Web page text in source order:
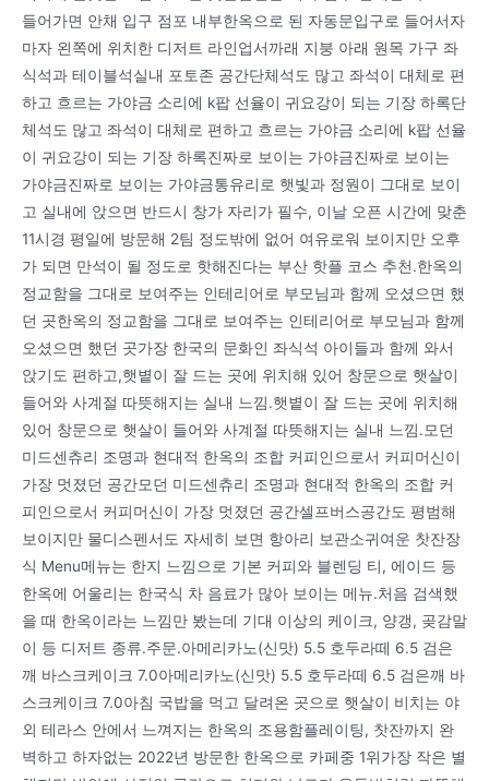
들어가면 안채 입구 점포 내부한옥으로 된 자동문입구로 들어서자
마자 왼쪽에 위치한 디저트 라인업서까래 지붕 아래 원목 가구 좌
식석과 테이블석실내 포토존 공간단체석도 많고 좌석이 대체로 편
하고 흐르는 가야금 소리에 k팝 선율이 귀요강이 되는 기장 하록단
체석도 많고 좌석이 대체로 편하고 흐르는 가야금 소리에 k팝 선율
이 귀요강이 되는 기장 하록진짜로 보이는 가야금진짜로 보이는
가야금진짜로 보이는 가야금통유리로 햇빛과 정원이 그대로 보이
고 실내에 앉으면 반드시 창가 자리가 필수, 이날 오픈 시간에 맞춘
11시경 평일에 방문해 2팀 정도밖에 없어 여유로워 보이지만 오후
가 되면 만석이 될 정도로 핫해진다는 부산 핫플 코스 추천.한옥의
정교함을 그대로 보여주는 인테리어로 부모님과 함께 오셨으면 했
던 곳한옥의 정교함을 그대로 보여주는 인테리어로 부모님과 함께
오셨으면 했던 곳가장 한국의 문화인 좌식석 아이들과 함께 와서
앉기도 편하고,햇볕이 잘 드는 곳에 위치해 있어 창문으로 햇살이
들어와 사계절 따뜻해지는 실내 느낌.햇볕이 잘 드는 곳에 위치해
있어 창문으로 햇살이 들어와 사계절 따뜻해지는 실내 느낌.모던
미드센츄리 조명과 현대적 한옥의 조합 커피인으로서 커피머신이
가장 멋졌던 공간모던 미드센츄리 조명과 현대적 한옥의 조합 커
피인으로서 커피머신이 가장 멋졌던 공간셀프버스공간도 평범해
보이지만 물디스펜서도 자세히 보면 항아리 보관소귀여운 찻잔장
식 Menu메뉴는 한지 느낌으로 기본 커피와 블렌딩 티, 에이드 등
한옥에 어울리는 한국식 차 음료가 많아 보이는 메뉴.처음 검색했
을 때 한옥이라는 느낌만 봤는데 기대 이상의 케이크, 양갱, 곶감말
이 등 디저트 종류.주문.아메리카노(신맛) 5.5 호두라떼 6.5 검은
깨 바스크케이크 7.0아메리카노(신맛) 5.5 호두라떼 6.5 검은깨 바
스크케이크 7.0아침 국밥을 먹고 달려온 곳으로 햇살이 비치는 야
외 테라스 안에서 느껴지는 한옥의 조용함플레이팅, 찻잔까지 완
벽하고 하자없는 2022년 방문한 한옥으로 카페중 1위가장 작은 별